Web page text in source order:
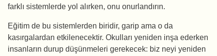
farklı sistemlerde yol alırken, onu onurlandırın.
Eğitim de bu sistemlerden biridir, garip ama o da
kasırgalardan etkilenecektir. Okulları yeniden inşa ederken
insanların durup düşünmeleri gerekecek: biz neyi yeniden